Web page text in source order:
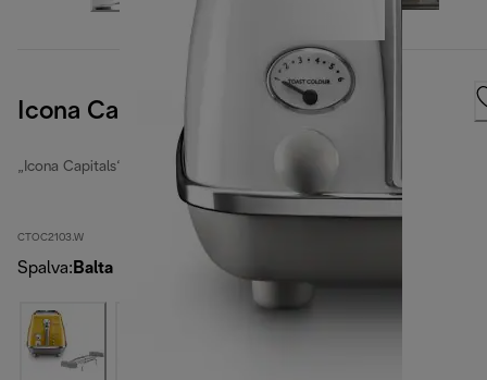
Icona Capitals Sidney White
„Icona Capitals“ skrudintuvai
CTOC2103.W
Spalva: Balta